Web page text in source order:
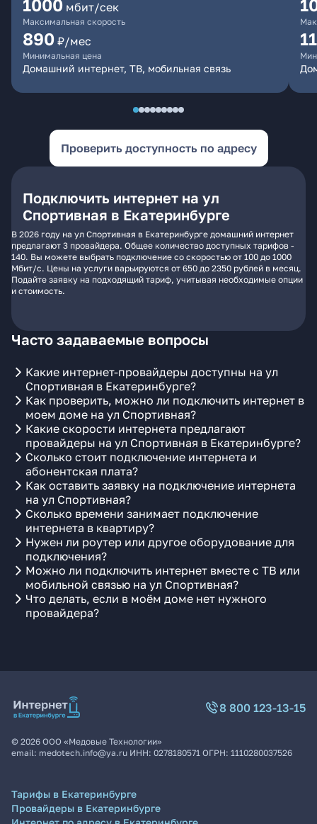
1000 мбит/сек
Максимальная скорость
890 ₽/мес
Минимальная цена
Домашний интернет, ТВ, мобильная связь
Проверить доступность по адресу
Подключить интернет на ул
Спортивная в Екатеринбурге
В 2026 году на ул Спортивная в Екатеринбурге домашний интернет
предлагают 3 провайдера. Общее количество доступных тарифов -
140. Вы можете выбрать подключение со скоростью от 100 до 1000
Мбит/с. Цены на услуги варьируются от 650 до 2350 рублей в месяц.
Подайте заявку на подходящий тариф, учитывая необходимые опции
и стоимость.
Часто задаваемые вопросы
Какие интернет-провайдеры доступны на ул
Спортивная в Екатеринбурге?
Как проверить, можно ли подключить интернет в
моем доме на ул Спортивная?
Какие скорости интернета предлагают
провайдеры на ул Спортивная в Екатеринбурге?
Сколько стоит подключение интернета и
абонентская плата?
Как оставить заявку на подключение интернета
на ул Спортивная?
Сколько времени занимает подключение
интернета в квартиру?
Нужен ли роутер или другое оборудование для
подключения?
Можно ли подключить интернет вместе с ТВ или
мобильной связью на ул Спортивная?
Что делать, если в моём доме нет нужного
провайдера?
8 800 123-13-15
© 2026 ООО «Медовые Технологии»
email: medotech.info@ya.ru ИНН: 0278180571 ОГРН: 1110280037526
Тарифы в Екатеринбурге
Провайдеры в Екатеринбурге